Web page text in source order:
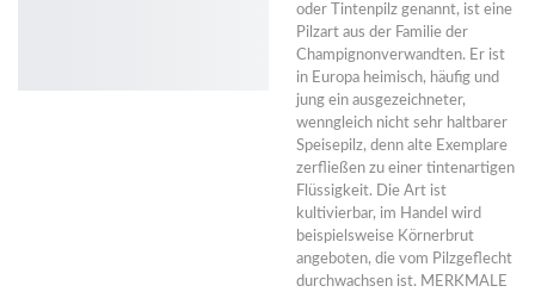
oder Tintenpilz genannt, ist eine
Pilzart aus der Familie der
Champignonverwandten. Er ist
in Europa heimisch, häufig und
jung ein ausgezeichneter,
wenngleich nicht sehr haltbarer
Speisepilz, denn alte Exemplare
zerfließen zu einer tintenartigen
Flüssigkeit. Die Art ist
kultivierbar, im Handel wird
beispielsweise Körnerbrut
angeboten, die vom Pilzgeflecht
durchwachsen ist. MERKMALE